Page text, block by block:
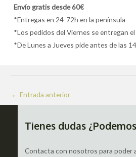
Envío gratis desde 60€
*Entregas en 24-72h en la península
*Los pedidos del Viernes se entregan
*De Lunes a Jueves pide antes de las
Navegación
de
← Entrada anterior
Tienes dudas
Contacta con nosotros para poder